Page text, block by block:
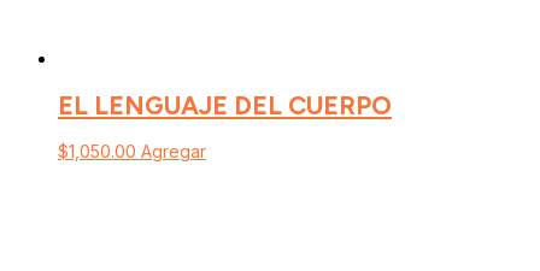
EL LENGUAJE DEL CUERPO
$1,050.00 Agregar